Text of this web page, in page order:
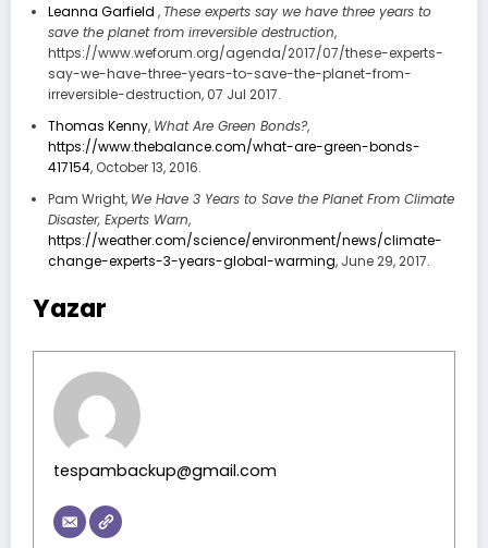
Leanna Garfield , These experts say we have three years to
save the planet from irreversible destruction,
https://www.weforum.org/agenda/2017/07/these-experts-
say-we-have-three-years-to-save-the-planet-from-
irreversible-destruction, 07 Jul 2017.
Thomas Kenny, What Are Green Bonds?,
https://www.thebalance.com/what-are-green-bonds-
417154, October 13, 2016.
Pam Wright, We Have 3 Years to Save the Planet From Climate
Disaster, Experts Warn,
https://weather.com/science/environment/news/climate-
change-experts-3-years-global-warming, June 29, 2017.
Yazar
tespambackup@gmail.com